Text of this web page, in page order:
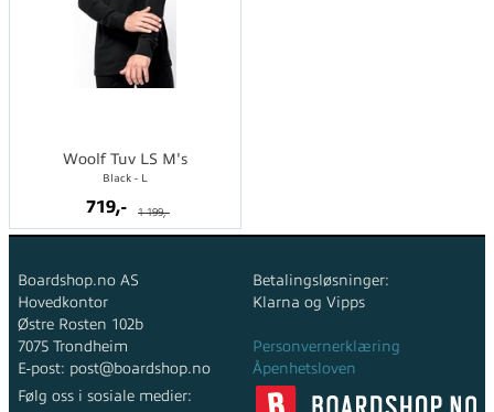
Woolf Tuv LS M's
Black - L
719,- 1 199,-
Boardshop.no AS
Hovedkontor
Østre Rosten 102b
7075 Trondheim
E-post: post@boardshop.no
Betalingsløsninger:
Klarna og Vipps
Personvernerklæring
Åpenhetsloven
Følg oss i sosiale medier: